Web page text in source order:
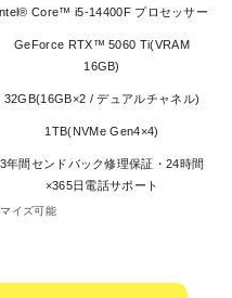
Core™ i5-14400F プロセッサー
GeForce RTX™ 5060 Ti(VRAM
16GB)
32GB(16GB×2 / デュアルチャネル)
1TB(NVMe Gen4×4)
3年間センドバック修理保証・24時間
×365日電話サポート
イズ可能